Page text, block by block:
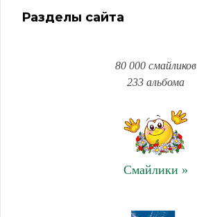
Разделы сайта
80 000 смайликов
233 альбома
Смайлики »